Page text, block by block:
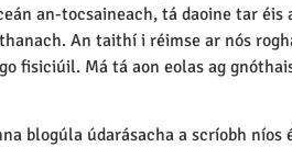
an-tocsaineach, tá daoine tar
An taithí i réimse ar nós
fisiciúil. Má tá aon eolas ag
blogúla údarásacha a scríobh